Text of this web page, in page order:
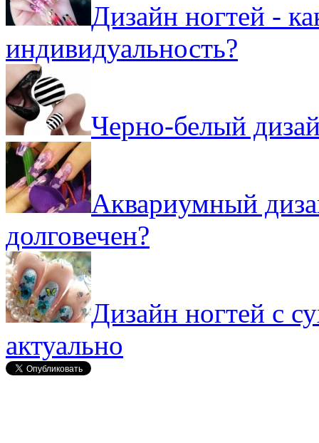
Дизайн ногтей -
индивидуальность?
Черно-белый
Аквариумный
долговечен?
Дизайн ногтей с
актуально